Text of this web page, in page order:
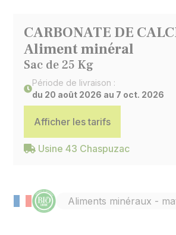
CARBONATE DE
Aliment minéral
Sac de 25 Kg
Période de livraison :
du 20 août 2026 au 7 oct. 2026
Afficher les tarifs
Usine 43 Chaspuzac
Aliments minéraux -